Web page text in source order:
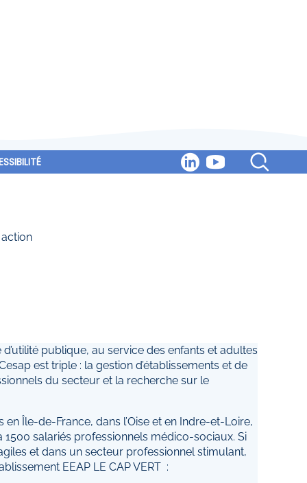
éducatif et
publique, au service des enfants et adultes
est triple : la gestion d’établissements et de
du secteur et la recherche sur le
Île-de-France, dans l’Oise et en Indre-et-Loire,
salariés professionnels médico-sociaux. Si
et dans un secteur professionnel stimulant,
EEAP LE CAP VERT :